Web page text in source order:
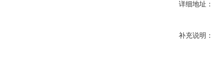
详细地址：
补充说明：